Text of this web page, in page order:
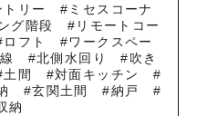
トリー
ミセスコーナ
グ階段
リモートコー
ロフト
ワークスペー
北側水回り
吹き
土間
対面キッチン
玄関土間
納戸
納